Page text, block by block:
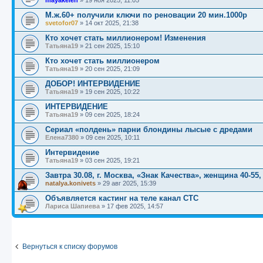
М.ж.60+ получили ключи по реновации 20 мин.1000р
svetofor07 » 14 окт 2025, 21:38
Кто хочет стать миллионером! Изменения
Татьяна19 » 21 сен 2025, 15:10
Кто хочет стать миллионером
Татьяна19 » 20 сен 2025, 21:09
ДОБОР! ИНТЕРВИДЕНИЕ
Татьяна19 » 19 сен 2025, 10:22
ИНТЕРВИДЕНИЕ
Татьяна19 » 09 сен 2025, 18:24
Сериал «полдень» парни блондины лысые с дредами
Елена7380 » 09 сен 2025, 10:11
Интервидение
Татьяна19 » 03 сен 2025, 19:21
Завтра 30.08, г. Москва, «Знак Качества», женщина 40-55,
natalya.konivets » 29 авг 2025, 15:39
Объявляется кастинг на теле канал СТС
Лариса Шапиева » 17 фев 2025, 14:57
Вернуться к списку форумов